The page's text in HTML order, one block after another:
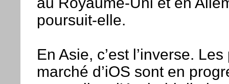
poursuit-elle.
En Asie, c’est l’inverse.
marché d’iOS sont en